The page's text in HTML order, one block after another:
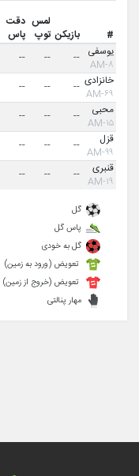
# بازیکن
لمس
توپ
دقت
پاس
یوسفی
۸-AM
--
--
--
خانزادی
۶۹-AM
--
--
--
محبی
۱۵-AM
--
--
--
قزل
۹۹-AM
--
--
--
قنبری
۱۹-AM
--
--
--
گل
پاس گل
گل به خودی
تعویض (ورود به زمین)
تعویض (خروج از زمین)
مهار پنالتی